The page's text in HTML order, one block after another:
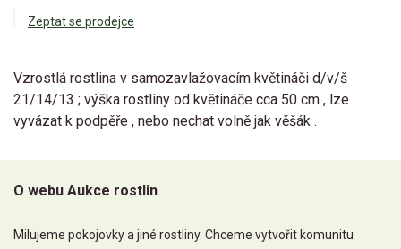
Zeptat se prodejce
Vzrostlá rostlina v samozavlažovacím květináči d/v/š
21/14/13 ; výška rostliny od květináče cca 50 cm , lze
vyvázat k podpěře , nebo nechat volně jak věšák .
O webu Aukce rostlin
Milujeme pokojovky a jiné rostliny. Chceme vytvořit komunitu